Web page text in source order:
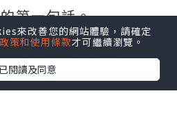
一句話。
我會對你承諾：
來改善您的網站體驗，請確定
策和使用條款才可繼續瀏覽。
閱讀及同意